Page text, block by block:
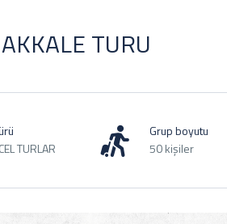
TURU
TURLAR
Grup boyutu
50 kişiler